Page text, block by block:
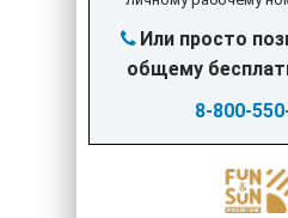
Или просто
общему
8-800-